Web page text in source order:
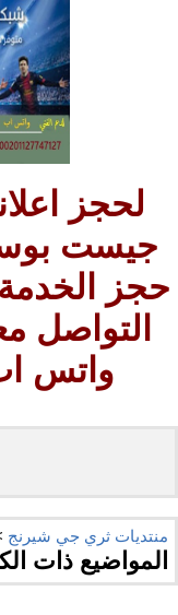
لحجز
جيست
حجز
التواصل
واتس اب
منتديات ثري جي شيرنج
المواضيع ذات